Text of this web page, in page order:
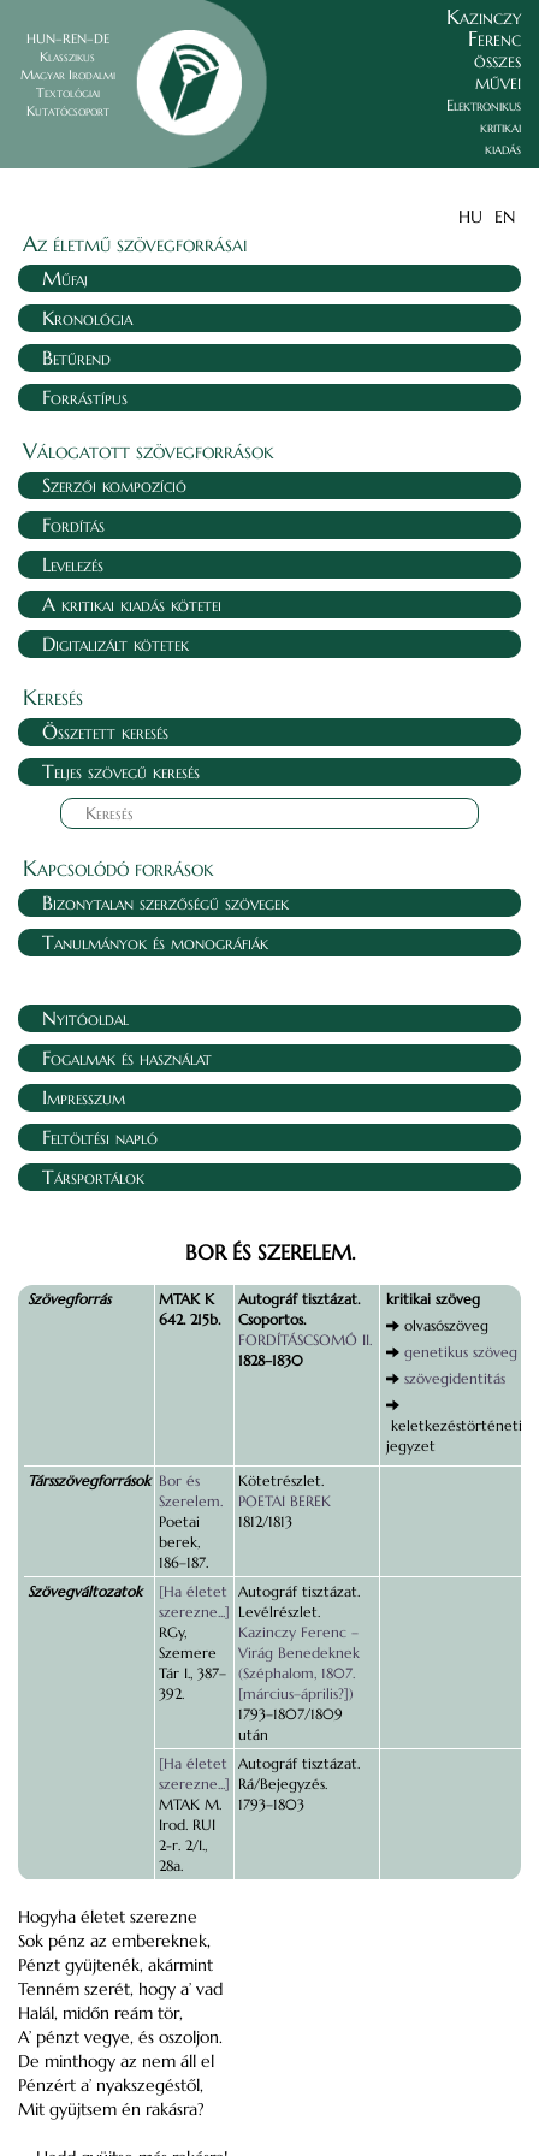
HUN–REN–DE
Klasszikus
Magyar Irodalmi
Textológiai
Kutatócsoport
Kazinczy
Ferenc
összes
művei
Elektronikus
kritikai
kiadás
HU EN
Az életmű szövegforrásai
Műfaj
Kronológia
Betűrend
Forrástípus
Válogatott szövegforrások
Szerzői kompozíció
Fordítás
Levelezés
A kritikai kiadás kötetei
Digitalizált kötetek
Keresés
Összetett keresés
Teljes szövegű keresés
Kapcsolódó források
Bizonytalan szerzőségű szövegek
Tanulmányok és monográfiák
Nyitóoldal
Fogalmak és használat
Impresszum
Feltöltési napló
Társportálok
BOR ÉS SZERELEM.
Szövegforrás
MTAK K
642. 215b.
Autográf tisztázat.
Csoportos.
FORDÍTÁSCSOMÓ II.
1828–1830
kritikai szöveg
olvasószöveg
genetikus szöveg
szövegidentitás
keletkezéstörténeti
jegyzet
Társszövegforrások Bor és
Szerelem.
Poetai
berek,
186–187.
Kötetrészlet.
POETAI BEREK
1812/1813
Szövegváltozatok
[Ha életet
szerezne...]
RGy,
Szemere
Tár I., 387–
392.
Autográf tisztázat.
Levélrészlet.
Kazinczy Ferenc –
Virág Benedeknek
(Széphalom, 1807.
[március–április?])
1793–1807/1809
után
[Ha életet
szerezne...]
MTAK M.
Irod. RUI
2-r. 2/I.,
28a.
Autográf tisztázat.
Rá/Bejegyzés.
1793–1803
Hogyha életet szerezne
Sok pénz az embereknek,
Pénzt gyüjtenék, akármint
Tenném szerét, hogy a’ vad
Halál, midőn reám tör,
A’ pénzt vegye, és oszoljon.
De minthogy az nem áll el
Pénzért a’ nyakszegéstől,
Mit gyüjtsem én rakásra?